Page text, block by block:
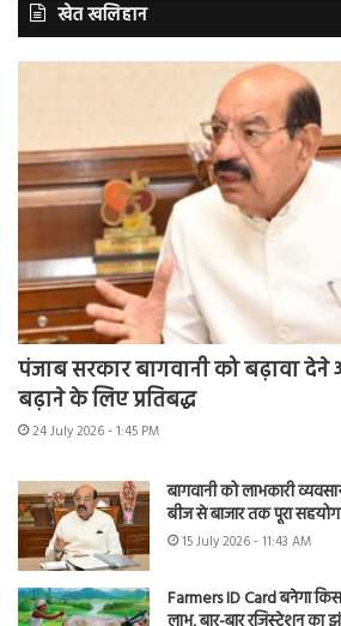
खेत खलिहान
पंजाब सरकार बागवानी को बढ़ावा
बढ़ाने के लिए प्रतिबद्ध
24 July 2026 - 1:45 PM
बागवानी को लाभकारी
बीज से बाजार तक पूरा सहयोग
15 July 2026 - 11:43 AM
Farmers ID Card बनेगा